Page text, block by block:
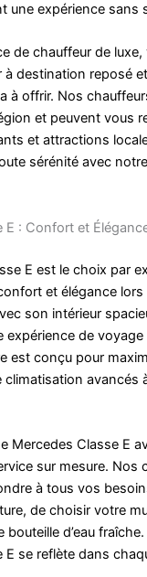
une expérience sans
de chauffeur de luxe,
à destination reposé
à offrir. Nos
et peuvent vous
et attractions
sérénité avec
E : Confort et
E est le choix par
et élégance lors
son intérieur
expérience de
est conçu pour
avancés
Mercedes Classe E
sur mesure. Nos
à tous vos
de choisir votre
d’eau fraîche.
E se reflète dans